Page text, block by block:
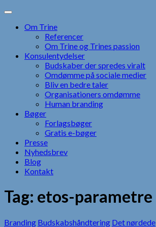
Skip
contentOm Trine
Referencer
Om Trine og Trines passion
Konsulentydelser
Budskaber der spredes viralt
Omdømme på sociale medier
Bliv en bedre taler
Organisationers omdømme
Human branding
Bøger
Forlagsbøger
Gratis e-bøger
Presse
Nyhedsbrev
Blog
Kontakt
Tag: etos-parametre
Branding Budskabshåndtering Det nørdede